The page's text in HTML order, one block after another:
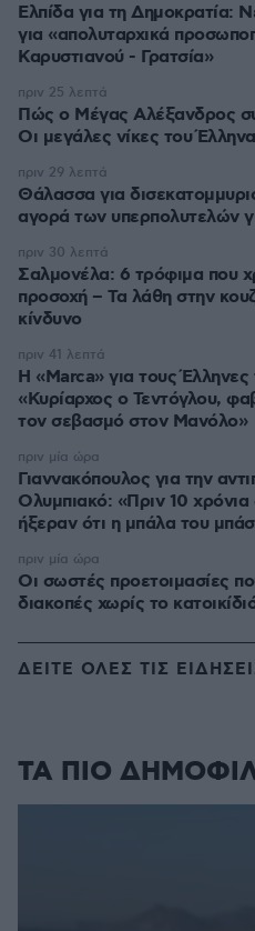
Ελπίδα για τη Δημοκρατία:
για «απολυταρχικά
Καρυστιανού - Γρατσία»
Πώς ο Μέγας Αλέξανδρος
Οι μεγάλες νίκες του
πριν 25 λεπτά
Θάλασσα για
αγορά των υπερπολυτελών
πριν 29 λεπτά
Σαλμονέλα: 6 τρόφιμα που
προσοχή – Τα λάθη στην
κίνδυνο
πριν 30 λεπτά
Η «Marca» για τους
«Κυρίαρχος ο Τεντόγλου,
τον σεβασμό στον Μανόλο»
πριν 41 λεπτά
Γιαννακόπουλος για την
Ολυμπιακό: «Πριν 10
ήξεραν ότι η μπάλα του
πριν μία ώρα
Οι σωστές προετοιμασίες
διακοπές χωρίς το
πριν μία ώρα
ΔΕΙΤΕ ΟΛΕΣ ΤΙΣ
ΤΑ ΠΙΟ